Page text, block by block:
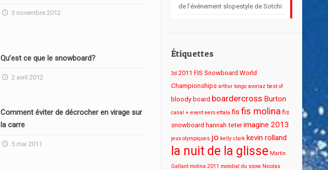
3 novembre 2012
Qu’est ce que le snowboard?
2 avril 2012
Comment éviter de décrocher en virage sur
la carre
5 mai 2011
de l’événement slopestyle de Sotchi
Étiquettes
3d 2011 FIS Snowboard World
Championships arthur longo avoriaz best of
bloody board boardercross Burton
canal + event eero ettala fis fis molina fis
snowboard hannah teter imagine 2013
jeux olympiques jo kelly clark kevin rolland
la nuit de la glisse Martin
Gallant molina 2011 mondial du snow Nicolas